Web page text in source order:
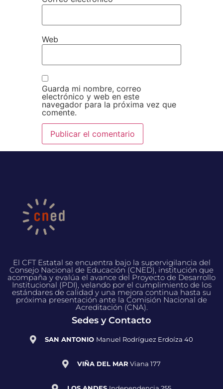
Web
Guarda mi nombre, correo
electrónico y web en este
navegador para la próxima vez que
comente.
El CFT Estatal se encuentra bajo la supervigilancia del
Consejo Nacional de Educación (CNED), institución que
acompaña y evalúa el avance del Proyecto de Desarrollo
Institucional (PDI), velando por el cumplimiento de los
estándares de calidad y una mejora continua hasta su
próxima presentación ante la Comisión Nacional de
Acreditación (CNA).
Sedes y Contacto
SAN ANTONIO Manuel Rodríguez Erdoíza 40
VIÑA DEL MAR Viana 177